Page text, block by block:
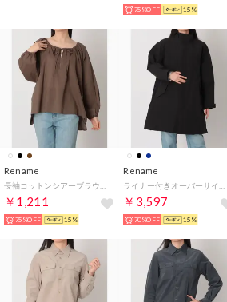
75%OFF 15%
Rename
￥1,211
75%OFF 15%
Rename
￥3,597
70%OFF 15%